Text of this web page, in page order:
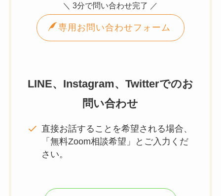
＼ 3分で問い合わせ完了 ／
専用お問い合わせフォーム
LINE、Instagram、Twitterでのお
問い合わせ
直接お話することを希望される場合、
「無料Zoom相談希望」とご入力くだ
さい。